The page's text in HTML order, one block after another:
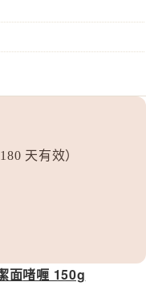
天有效）
面啫喱 150g